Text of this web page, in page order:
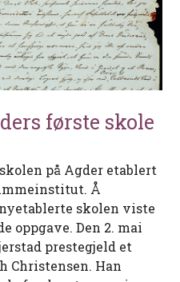
første skole
på Agder etablert
Å
skolen viste
oppgave. Den 2. mai
prestegjeld et
Christensen. Han